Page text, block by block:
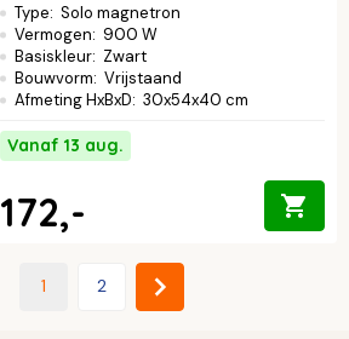
Type: Solo magnetron
Vermogen: 900 W
Basiskleur: Zwart
Bouwvorm: Vrijstaand
Afmeting HxBxD: 30x54x40 cm
Vanaf 13 aug.
172,-
1 2